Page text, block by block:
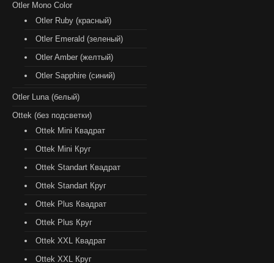
Otler Mono Color
Otler Ruby (красный)
Otler Emerald (зеленый)
Otler Amber (желтый)
Otler Sapphire (синий)
Otler Luna (белый)
Ottek (без подсветки)
Ottek Mini Квадрат
Ottek Mini Круг
Ottek Standart Квадрат
Ottek Standart Круг
Ottek Plus Квадрат
Ottek Plus Круг
Ottek XXL Квадрат
Ottek XXL Круг